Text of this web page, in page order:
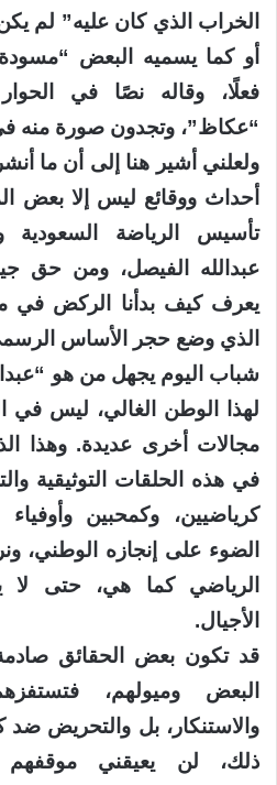
الخراب الذي كان عليه” لم
أو كما يسميه البعض
فعلًا، وقاله نصًا في
“عكاظ”، وتجدون صورة منه في
ولعلني أشير هنا إلى أن ما
أحداث ووقائع ليس إلا بعض
تأسيس الرياضة السعودية
عبدالله الفيصل، ومن حق
يعرف كيف بدأنا الركض في
الذي وضع حجر الأساس
شباب اليوم يجهل من هو
لهذا الوطن الغالي، ليس
مجالات أخرى عديدة. وهذا
في هذه الحلقات التوثيقية
كرياضيين، وكمحبين
الضوء على إنجازه الوطني،
الرياضي كما هي، حتى لا
الأجيال.
قد تكون بعض الحقائق
البعض وميولهم،
والاستنكار، بل والتحريض
ذلك، لن يعيقني موقفهم